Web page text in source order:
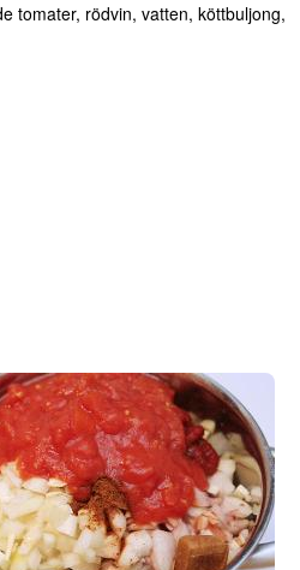
tomater, rödvin, vatten, köttbuljong,